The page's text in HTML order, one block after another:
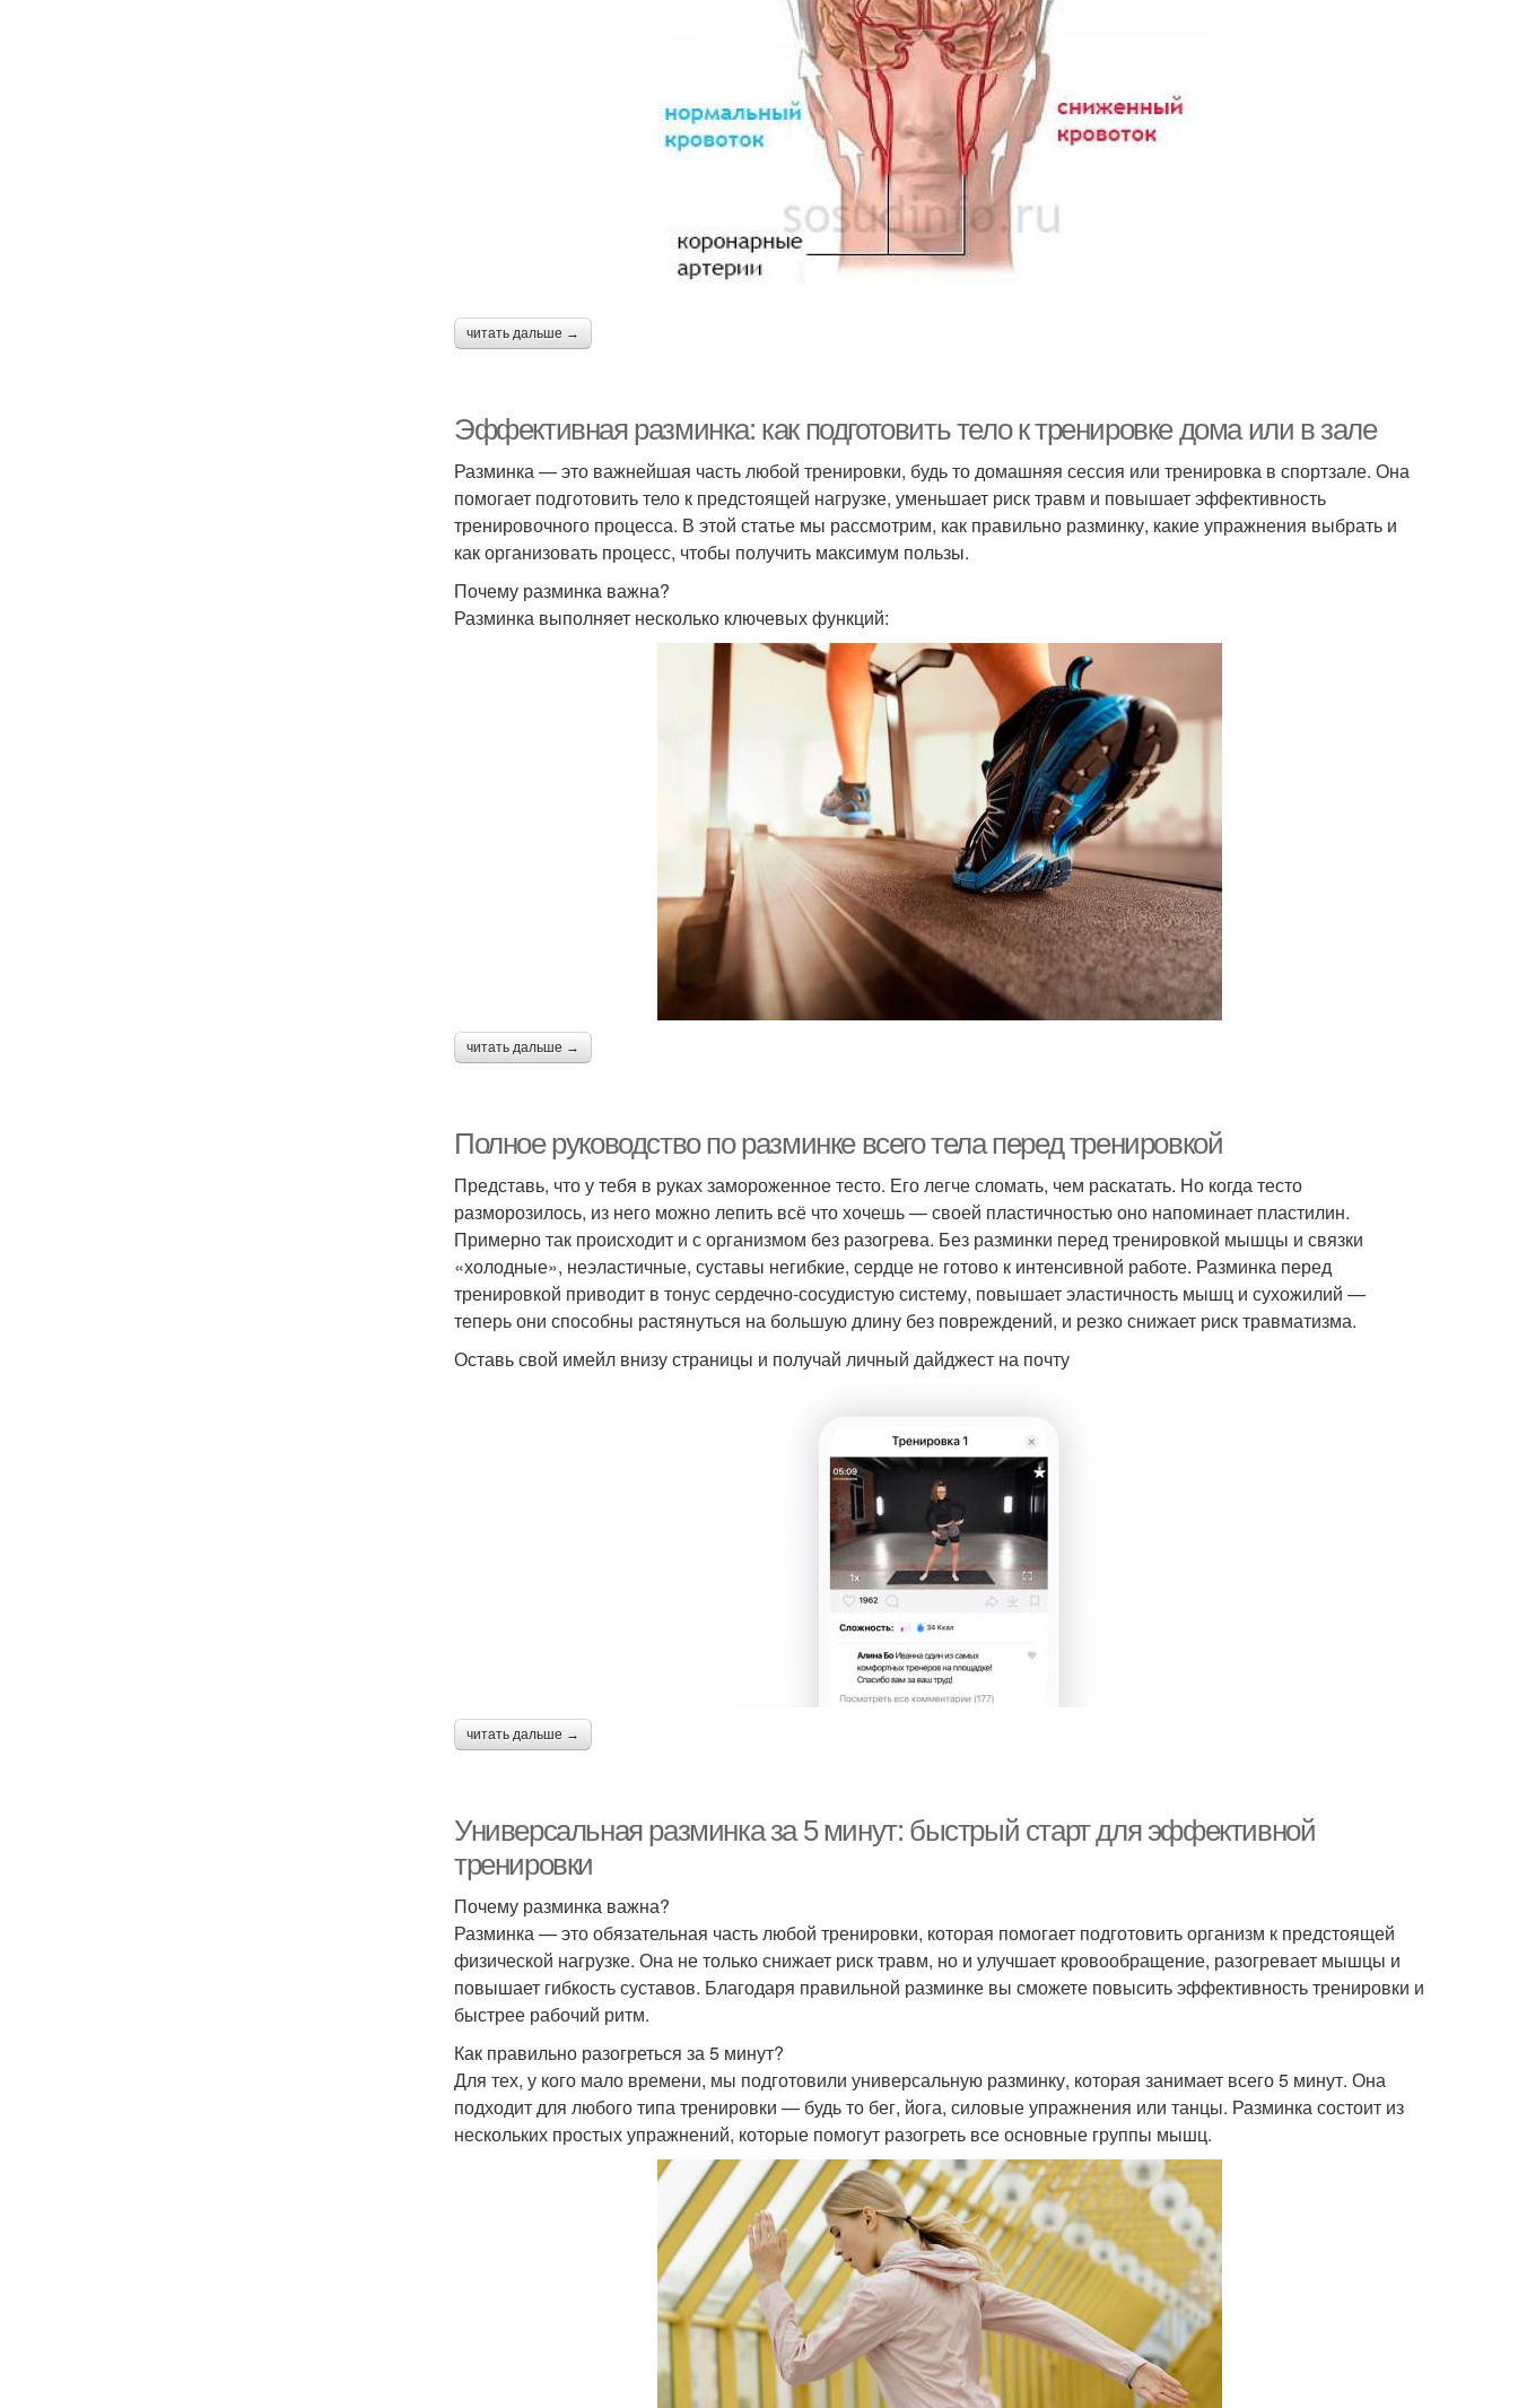
читать дальше →
Эффективная разминка: как подготовить тело к тренировке дома или в зале
Разминка — это важнейшая часть любой тренировки, будь то домашняя сессия или тренировка в спортзале. Она
помогает подготовить тело к предстоящей нагрузке, уменьшает риск травм и повышает эффективность
тренировочного процесса. В этой статье мы рассмотрим, как правильно разминку, какие упражнения выбрать и
как организовать процесс, чтобы получить максимум пользы.
Почему разминка важна?
Разминка выполняет несколько ключевых функций:
читать дальше →
Полное руководство по разминке всего тела перед тренировкой
Представь, что у тебя в руках замороженное тесто. Его легче сломать, чем раскатать. Но когда тесто
разморозилось, из него можно лепить всё что хочешь — своей пластичностью оно напоминает пластилин.
Примерно так происходит и с организмом без разогрева. Без разминки перед тренировкой мышцы и связки
«холодные», неэластичные, суставы негибкие, сердце не готово к интенсивной работе. Разминка перед
тренировкой приводит в тонус сердечно-сосудистую систему, повышает эластичность мышц и сухожилий —
теперь они способны растянуться на большую длину без повреждений, и резко снижает риск травматизма.
Оставь свой имейл внизу страницы и получай личный дайджест на почту
читать дальше →
Универсальная разминка за 5 минут: быстрый старт для эффективной
тренировки
Почему разминка важна?
Разминка — это обязательная часть любой тренировки, которая помогает подготовить организм к предстоящей
физической нагрузке. Она не только снижает риск травм, но и улучшает кровообращение, разогревает мышцы и
повышает гибкость суставов. Благодаря правильной разминке вы сможете повысить эффективность тренировки и
быстрее рабочий ритм.
Как правильно разогреться за 5 минут?
Для тех, у кого мало времени, мы подготовили универсальную разминку, которая занимает всего 5 минут. Она
подходит для любого типа тренировки — будь то бег, йога, силовые упражнения или танцы. Разминка состоит из
нескольких простых упражнений, которые помогут разогреть все основные группы мышц.